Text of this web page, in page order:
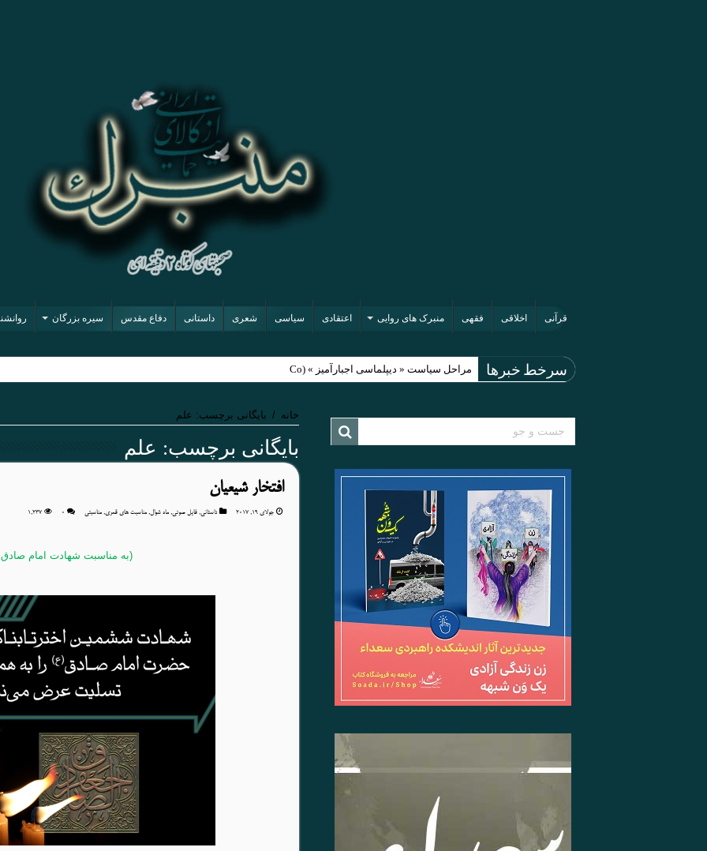
قرآنی اخلاقی فقهی منبرک های روایی اعتقادی سیاسی شعری داستانی دفاع مقدس سیره بزرگان
سرخط خبرها مراحل سیاست « دیپلماسی اجبارآمیز » (Coercive Diplomacy)
خانه / بایگانی برچسب: علم
بایگانی برچسب: علم
افتخار شیعیان
جولای 19, 2017 داستانی, فایل صوتی, ماه شوال , مناسبت های قمری, مناسبتی ۰ 1,237
(به مناسبت شهادت امام صادق